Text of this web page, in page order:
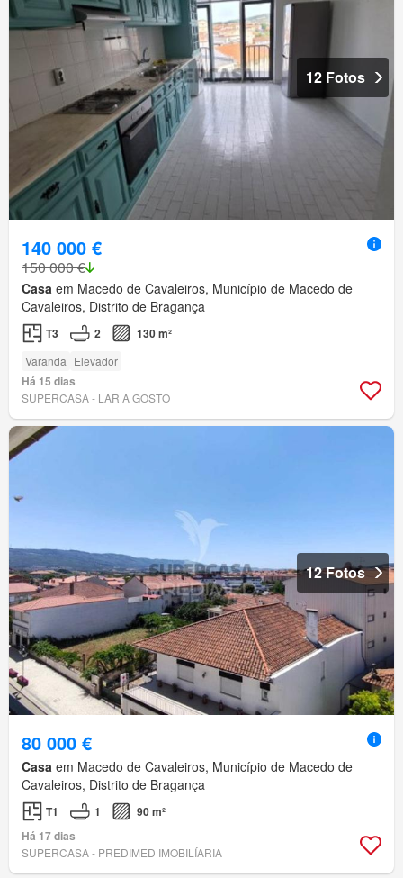
12 Fotos
140 000 €
150 000 €
Casa em Macedo de Cavaleiros, Município de Macedo de
Cavaleiros, Distrito de Bragança
T3 2 130 m²
Varanda Elevador
Há 15 dias
SUPERCASA - LAR A GOSTO
12 Fotos
80 000 €
Casa em Macedo de Cavaleiros, Município de Macedo de
Cavaleiros, Distrito de Bragança
T1 1
90 m²
Há 17 dias
SUPERCASA - PREDIMED IMOBILÍARIA